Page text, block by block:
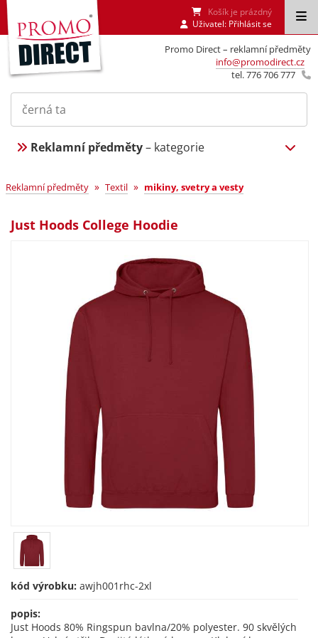
Promo Direct – reklamní předměty
info@promodirect.cz
tel. 776 706 777
Košík je prázdný
Uživatel: Přihlásit se
Reklamní předměty– kategorie
Reklamní předměty » Textil » mikiny, svetry a vesty
Just Hoods College Hoodie
kód výrobku: awjh001rhc-2xl
popis:
Just Hoods 80% Ringspun bavlna/20% polyester. 90 skvělých